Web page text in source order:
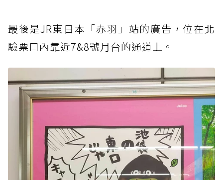
最後是JR東日本「赤羽」站的廣告，位在北
驗票口內靠近7&8號月台的通道上。